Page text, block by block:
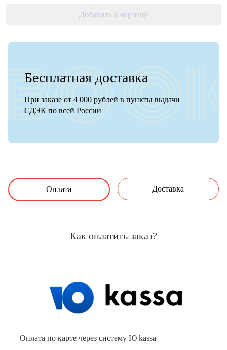
Добавить в корзину
Бесплатная доставка
При заказе от 4 000 рублей в пункты выдачи
СДЭК по всей России
Оплата Доставка
Как оплатить заказ?
Оплата по карте через систему Ю kassa